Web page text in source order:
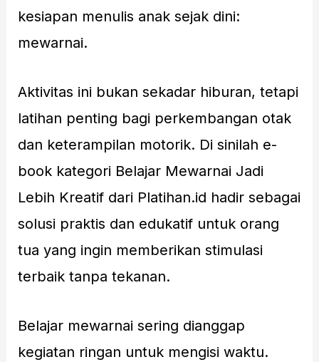
kesiapan menulis anak sejak dini:
mewarnai.
Aktivitas ini bukan sekadar hiburan, tetapi
latihan penting bagi perkembangan otak
dan keterampilan motorik. Di sinilah e-
book kategori Belajar Mewarnai Jadi
Lebih Kreatif dari Platihan.id hadir sebagai
solusi praktis dan edukatif untuk orang
tua yang ingin memberikan stimulasi
terbaik tanpa tekanan.
Belajar mewarnai sering dianggap
kegiatan ringan untuk mengisi waktu.